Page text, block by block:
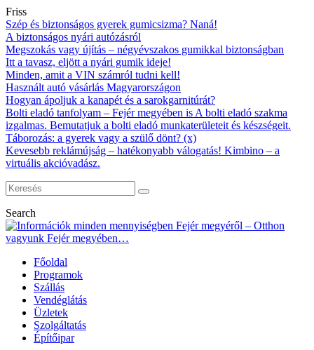
Friss
Szép és biztonságos gyerek gumicsizma? Naná!
A biztonságos nyári autózásról
Megszokás vagy újítás – négyévszakos gumikkal biztonságban
Itt a tavasz, eljött a nyári gumik ideje!
Minden, amit a VIN számról tudni kell!
Használt autó vásárlás Magyarországon
Hogyan ápoljuk a kanapét és a sarokgarnitúrát?
Bolti eladó tanfolyam – Fejér megyében is A bolti eladó szakma
izgalmas. Bemutatjuk a bolti eladó munkaterületeit és készségeit.
Táborozás: a gyerek vagy a szülő dönt? (x)
Kevesebb reklámújság – hatékonyabb válogatás! Kimbino – a
virtuális akcióvadász.
Search
Főoldal
Programok
Szállás
Vendéglátás
Üzletek
Szolgáltatás
Építőipar